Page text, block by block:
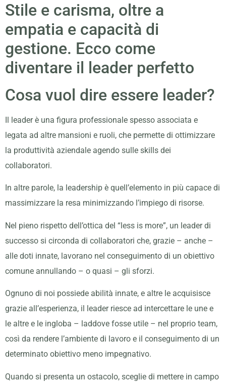
Stile e carisma, oltre a
empatia e capacità di
gestione. Ecco come
diventare il leader perfetto
Cosa vuol dire essere leader?
Il leader è una figura professionale spesso associata e
legata ad altre mansioni e ruoli, che permette di ottimizzare
la produttività aziendale agendo sulle skills dei
collaboratori.
In altre parole, la leadership è quell’elemento in più capace di
massimizzare la resa minimizzando l’impiego di risorse.
Nel pieno rispetto dell’ottica del “less is more”, un leader di
successo si circonda di collaboratori che, grazie – anche –
alle doti innate, lavorano nel conseguimento di un obiettivo
comune annullando – o quasi – gli sforzi.
Ognuno di noi possiede abilità innate, e altre le acquisisce
grazie all’esperienza, il leader riesce ad intercettare le une e
le altre e le ingloba – laddove fosse utile – nel proprio team,
così da rendere l’ambiente di lavoro e il conseguimento di un
determinato obiettivo meno impegnativo.
Quando si presenta un ostacolo, sceglie di mettere in campo